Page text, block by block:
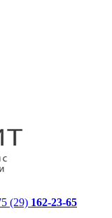
(29) 162-23-65